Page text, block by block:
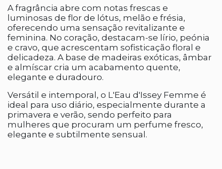
A fragrância abre com notas frescas e
luminosas de flor de lótus, melão e frésia,
oferecendo uma sensação revitalizante e
feminina. No coração, destacam-se lírio, peónia
e cravo, que acrescentam sofisticação floral e
delicadeza. A base de madeiras exóticas, âmbar
e almíscar cria um acabamento quente,
elegante e duradouro.
Versátil e intemporal, o L'Eau d'Issey Femme é
ideal para uso diário, especialmente durante a
primavera e verão, sendo perfeito para
mulheres que procuram um perfume fresco,
elegante e subtilmente sensual.